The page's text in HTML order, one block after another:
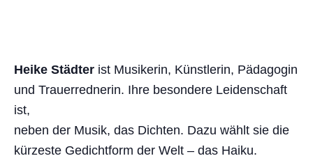
Heike Städter ist Musikerin, Künstlerin, Pädagogin
und Trauerrednerin. Ihre besondere Leidenschaft
ist,
neben der Musik, das Dichten. Dazu wählt sie die
kürzeste Gedichtform der Welt – das Haiku.